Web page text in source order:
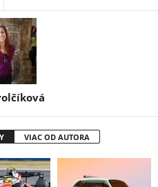
VIAC OD AUTORA